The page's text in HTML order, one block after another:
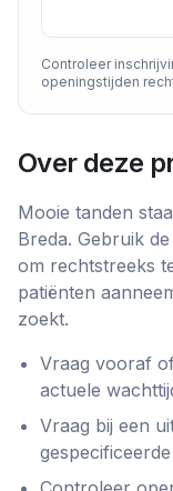
Controleer
openingstijden
Over deze
Mooie tanden
Breda. Gebruik
om rechtstreeks
patiënten
zoekt.
Vraag vooraf
actuele
Vraag bij een